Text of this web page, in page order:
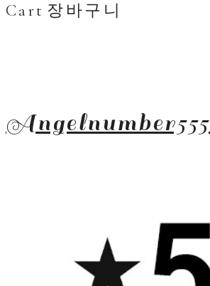
Cart 장바구니
Angelnumber555